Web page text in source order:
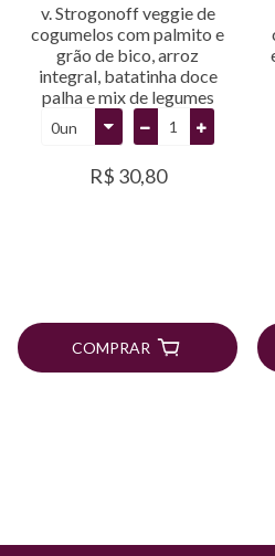
v. Strogonoff veggie de
cogumelos com palmito e
grão de bico, arroz
integral, batatinha doce
palha e mix de legumes
R$ 30,80
COMPRAR